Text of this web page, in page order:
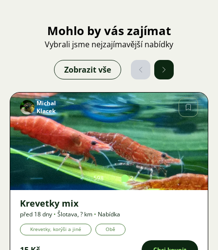
Mohlo by vás zajímat
Vybrali jsme nejzajímavější nabídky
Zobrazit vše
Obrázek
Michal
Klacek
598 2
Krevetky mix
před 18 dny • Šlotava,? km • Nabídka
Krevetky, korýši a jiné Obě